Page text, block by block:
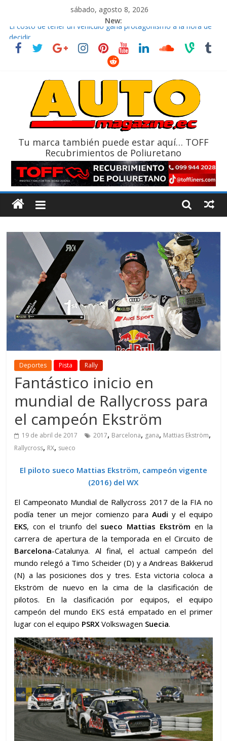
sábado, agosto 8, 2026
New:
El costo de tener un vehículo gana protagonismo a la hora de
decidir
Ultima película ‘Spider‑Man: Brand New Day’ pone en escena a
La Vuelta al Ecuador 2026, edición 47ª, recorre 7 provincias en 8
La FEDAK recibe 12 Sinotruk Bolden para cubrir las rutas de La
Tu marca también puede estar aquí… TOFF
Recubrimientos de Poliuretano
Deportes Pista Rally
Fantástico inicio en
mundial de Rallycross para
el campeón Ekström
19 de abril de 2017 2017, Barcelona, gana, Mattias Ekström,
Rallycross, RX, sueco
El piloto sueco Mattias Ekström, campeón vigente
(2016) del WX
El Campeonato Mundial de Rallycross 2017 de la FIA no
podía tener un mejor comienzo para Audi y el equipo
EKS, con el triunfo del sueco Mattias Ekström en la
carrera de apertura de la temporada en el Circuito de
Barcelona-Catalunya. Al final, el actual campeón del
mundo relegó a Timo Scheider (D) y a Andreas Bakkerud
(N) a las posiciones dos y tres. Esta victoria coloca a
Ekström de nuevo en la cima de la clasificación de
pilotos. En la clasificación por equipos, el equipo
campeón del mundo EKS está empatado en el primer
lugar con el equipo PSRX Volkswagen Suecia.